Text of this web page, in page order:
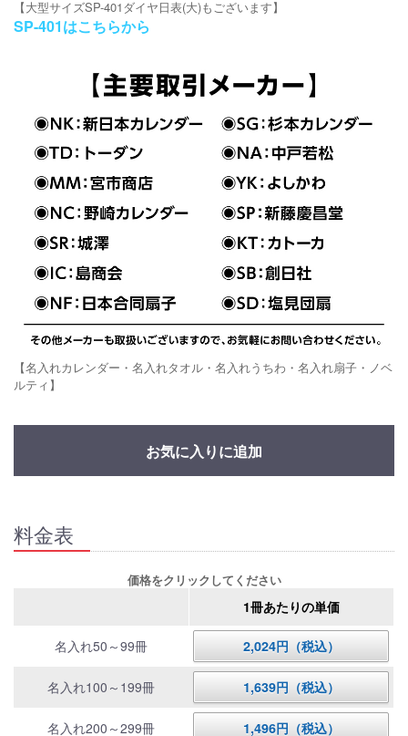
【大型サイズSP-401ダイヤ日表(大)もございます】
SP-401はこちらから
【名入れカレンダー・名入れタオル・名入れうちわ・名入れ扇子・ノベ
ルティ】
お気に入りに追加
料金表
価格をクリックしてください
1冊あたりの単価
名入れ50～99冊 2,024円（税込）
名入れ100～199冊 1,639円（税込）
名入れ200～299冊 1,496円（税込）